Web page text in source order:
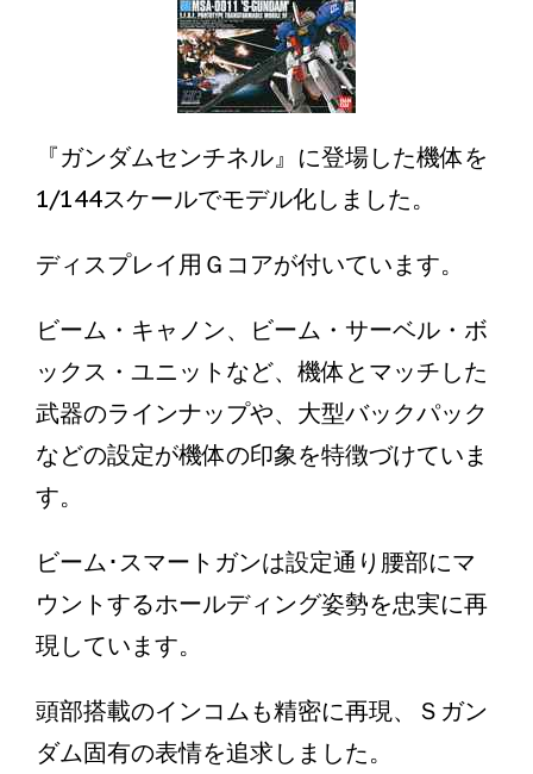
『ガンダムセンチネル』に登場した機体を
1/144スケールでモデル化しました。
ディスプレイ用Ｇコアが付いています。
ビーム・キャノン、ビーム・サーベル・ボ
ックス・ユニットなど、機体とマッチした
武器のラインナップや、大型バックパック
などの設定が機体の印象を特徴づけていま
す。
ビーム･スマートガンは設定通り腰部にマ
ウントするホールディング姿勢を忠実に再
現しています。
頭部搭載のインコムも精密に再現、Ｓガン
ダム固有の表情を追求しました。